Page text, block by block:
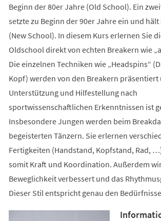
Beginn der 80er Jahre (Old School). Ein
setzte zu Beginn der 90er Jahre ein und hält
(New School). In diesem Kurs erlernen Sie
Oldschool direkt von echten Breakern wie
Die einzelnen Techniken wie „Headspins“
Kopf) werden von den Breakern
Unterstützung und Hilfestellung nach
sportwissenschaftlichen Erkenntnissen ist
Insbesondere Jungen werden beim
begeisterten Tänzern. Sie erlernen
Fertigkeiten (Handstand, Kopfstand, Rad,
somit Kraft und Koordination. Außerdem
Beweglichkeit verbessert und das
Dieser Stil entspricht genau den